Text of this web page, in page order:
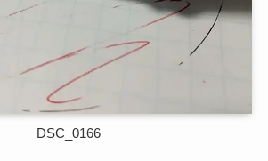
DSC_0166